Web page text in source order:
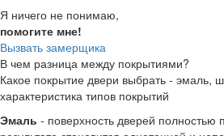
Я ничего не понимаю,
помогите мне!
Вызвать замерщика
В чем разница между покрытиями?
Какое покрытие двери выбрать - эмаль,
характеристика типов покрытий
Эмаль - поверхность дверей полностью